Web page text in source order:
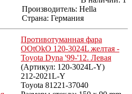
Производитель: Hella
Страна: Германия
Противотуманная фара
OOtOkO 120-3024L желтая -
Toyota Dyna '99-'12. Левая
(Артикул: 120-3024L-Y)
212-2021L-Y
Toyota 81221-37040